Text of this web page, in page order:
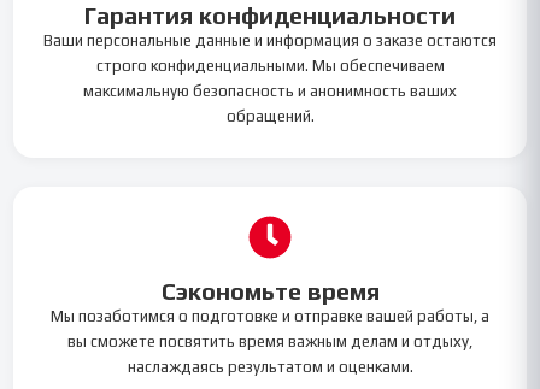
Гарантия конфиденциальности
Ваши персональные данные и информация о заказе остаются
строго конфиденциальными. Мы обеспечиваем
максимальную безопасность и анонимность ваших
обращений.
Сэкономьте время
Мы позаботимся о подготовке и отправке вашей работы, а
вы сможете посвятить время важным делам и отдыху,
наслаждаясь результатом и оценками.